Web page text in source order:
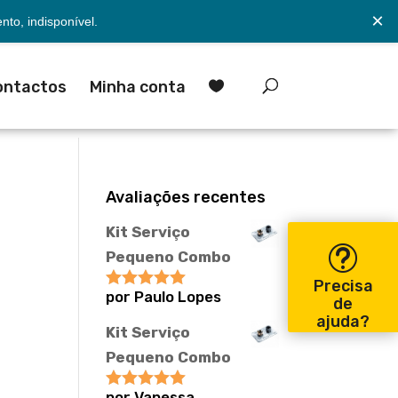
indisponível. ×
Minha conta 
Avaliações recentes
Kit Serviço
Pequeno Combo
Avaliação5
por Paulo Lopes
Kit Serviço
Pequeno Combo
Precisa
de
ajuda?